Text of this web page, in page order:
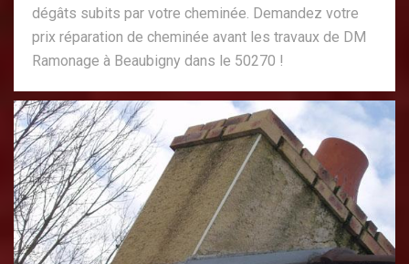
dégâts subits par votre cheminée. Demandez votre
prix réparation de cheminée avant les travaux de DM
Ramonage à Beaubigny dans le 50270 !